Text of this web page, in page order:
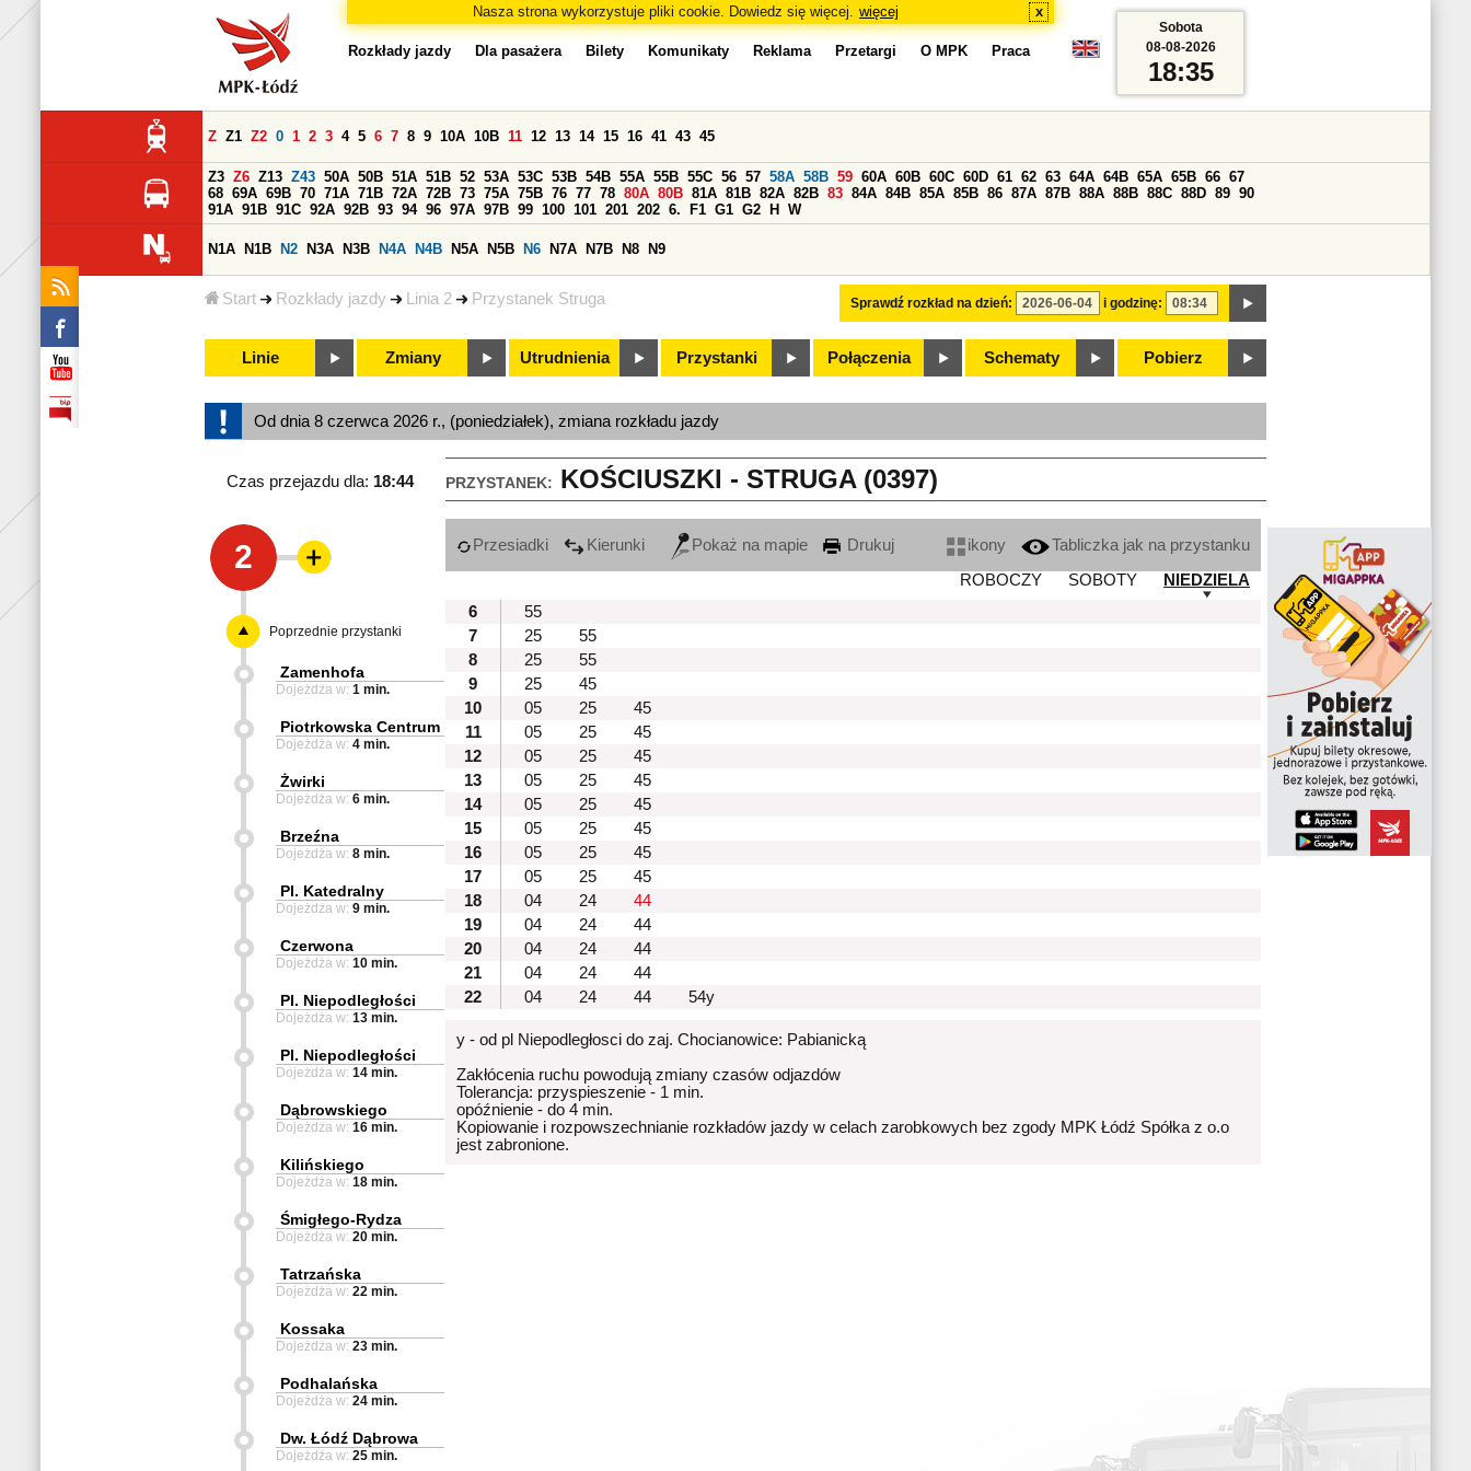
Nasza strona wykorzystuje pliki cookie. Dowiedz się więcej. więcej x
Start Rozkłady jazdy Linia 2 Przystanek Struga
Rozkłady jazdy Dla pasażera Bilety Komunikaty Reklama Przetargi O MPK Praca
Sprawdź rozkład na dzień: i godzinę:
Z Z1 Z2 0 1 2 3 4 5 6 7 8 9 10A 10B 11 12 13 14 15 16 41 43 45
Z3 Z6 Z13 Z43 50A 50B 51A 51B 52 53A 53C 53B 54B 55A 55B 55C 56 57 58A 58B 59 60A 60B 60C 60D 61 62 63 64A 64B 65A 65B 66 67
68 69A 69B 70 71A 71B 72A 72B 73 75A 75B 76 77 78 80A 80B 81A 81B 82A 82B 83 84A 84B 85A 85B 86 87A 87B 88A 88B 88C 88D 89 90
91A 91B 91C 92A 92B 93 94 96 97A 97B 99 100 101 201 202 6. F1 G1 G2 H W
N1A N1B N2 N3A N3B N4A N4B N5A N5B N6 N7A N7B N8 N9
Linie Zmiany Utrudnienia Przystanki Połączenia Schematy Pobierz
Sobota
08-08-2026
18:35
Od dnia 8 czerwca 2026 r., (poniedziałek), zmiana rozkładu jazdy
PRZYSTANEK: KOŚCIUSZKI - STRUGA (0397)
Czas przejazdu dla: 18:44
2 Przesiadki Kierunki Pokaż na mapie Drukuj ikony
Tabliczka jak na przystanku
ROBOCZY
SOBOTY
NIEDZIELA
6
55
7
25
55
8
25
55
9
25
45
10
05 25
45
11
05 25
45
12
05 25
45
13
05 25
45
14
05 25
45
15
05 25
45
16
05 25
45
17
05 25
45
18
04 24
44
19
04 24
44
20
04 24
44
21
04 24
44
22
04 24 44 54y
y - od pl Niepodległosci do zaj. Chocianowice: Pabianicką
Zakłócenia ruchu powodują zmiany czasów odjazdów
Tolerancja: przyspieszenie - 1 min.
opóźnienie - do 4 min.
Kopiowanie i rozpowszechnianie rozkładów jazdy w celach zarobkowych bez zgody MPK Łódź Spółka z o.o
jest zabronione.
Poprzednie przystanki
Zamenhofa
Dojeżdża w: 1 min.
Piotrkowska Centrum
Dojeżdża w: 4 min.
Żwirki
Dojeżdża w: 6 min.
Brzeźna
Dojeżdża w: 8 min.
Pl. Katedralny
Dojeżdża w: 9 min.
Czerwona
Dojeżdża w: 10 min.
Pl. Niepodległości
Dojeżdża w: 13 min.
Pl. Niepodległości
Dojeżdża w: 14 min.
Dąbrowskiego
Dojeżdża w: 16 min.
Kilińskiego
Dojeżdża w: 18 min.
Śmigłego-Rydza
Dojeżdża w: 20 min.
Tatrzańska
Dojeżdża w: 22 min.
Kossaka
Dojeżdża w: 23 min.
Podhalańska
Dojeżdża w: 24 min.
Dw. Łódź Dąbrowa
Dojeżdża w: 25 min.